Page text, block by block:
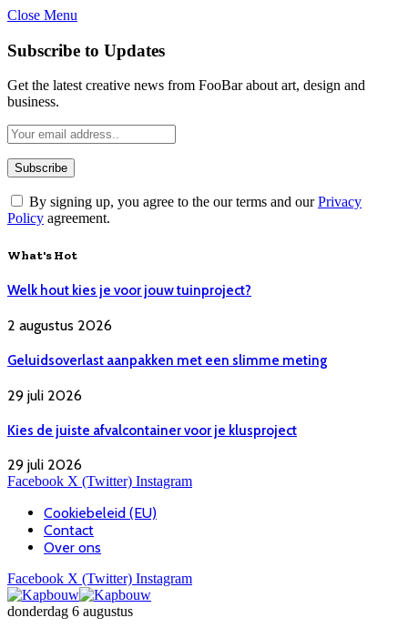
Close Menu
Subscribe to Updates
Get the latest creative news from FooBar about art, design and
business.
By signing up, you agree to the our terms and ourPrivacy
Policy agreement.
What's Hot
Welk hout kies je voor jouw tuinproject?
2 augustus 2026
Geluidsoverlast aanpakken met een slimme meting
29 juli 2026
Kies de juiste afvalcontainer voor je klusproject
29 juli 2026
Facebook X (Twitter) Instagram
Cookiebeleid (EU)
Contact
Over ons
Facebook X (Twitter) Instagram
donderdag 6 augustus